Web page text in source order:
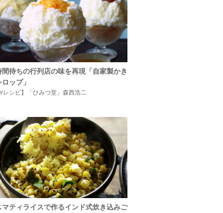
間待ちの行列店の味を再現「自家製かき
ップ」
レシピ】「ひみつ堂」森西浩二
マティライスで作るインド式炊き込みご